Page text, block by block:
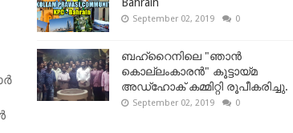
September 02, 2019 0
ബഹ്‌റൈനിലെ "ഞാൻ
കൊല്ലംകാരൻ" കൂട്ടായ്‌മ
അഡ്‌ഹോക് കമ്മിറ്റി രൂപീകരിച്ചു.
September 02, 2019 0